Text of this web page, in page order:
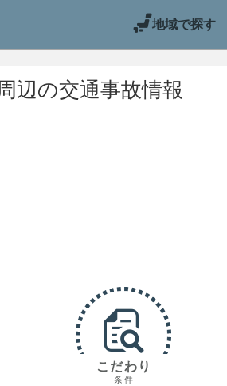
地域で探す
辺の交通事故情報
こだわり
条件